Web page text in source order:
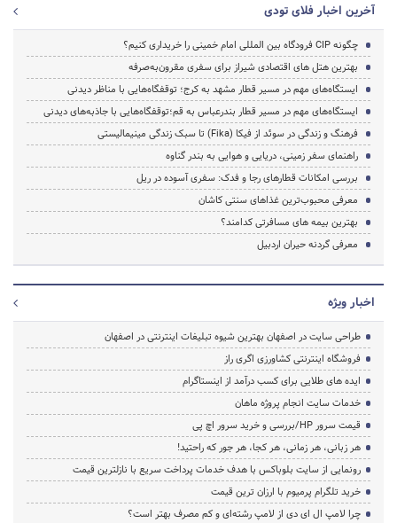
آخرین اخبار فلای تودی
چگونه CIP فرودگاه بین المللی امام خمینی را خریداری کنیم؟
بهترین هتل های اقتصادی شیراز برای سفری مقرون‌به‌صرفه
ایستگاه‌های مهم در مسیر قطار مشهد به کرج؛ توقفگاه‌هایی با مناظر دیدنی
ایستگاه‌های مهم در مسیر قطار بندرعباس به قم؛توقفگاه‌هایی با جاذبه‌های دیدنی
فرهنگ و زندگی در سوئد از فیکا (Fika) تا سبک زندگی مینیمالیستی
راهنمای سفر زمینی، دریایی و هوایی به بندر گناوه
بررسی امکانات قطارهای رجا و فدک: سفری آسوده در ریل
معرفی محبوب‌ترین غذاهای سنتی کاشان
بهترین بیمه های مسافرتی کدامند؟
معرفی گردنه حیران اردبیل
اخبار ویژه
طراحی سایت در اصفهان بهترین شیوه تبلیغات اینترنتی در اصفهان
فروشگاه اینترنتی کشاورزی اگری راز
ایده های طلایی برای کسب درآمد از اینستاگرام
خدمات سایت انجام پروژه ماهان
قیمت سرور HP/بررسی و خرید سرور اچ پی
هر زبانی، هر زمانی، هر کجا، هر جور که راحتید!
رونمایی از سایت بلوباکس با هدف خدمات پرداخت سریع با نازلترین قیمت
خرید تلگرام پرمیوم با ارزان ترین قیمت
چرا لامپ ال ای دی از لامپ رشته‌ای و کم مصرف بهتر است؟